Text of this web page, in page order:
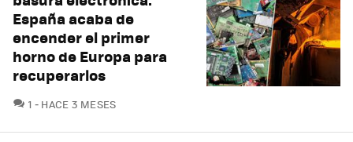
España acaba de
encender el primer
horno de Europa para
recuperarlos
1 COMENTARIOS
HACE 3 MESES